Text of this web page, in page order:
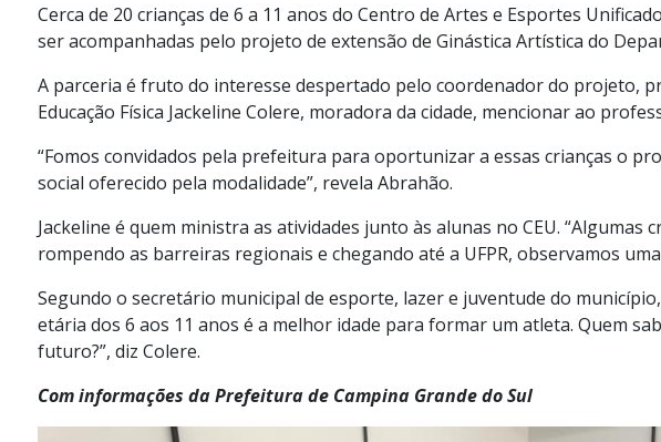
Cerca de 20 crianças de 6 a 11 anos do Centro de Artes e Esportes
ser acompanhadas pelo projeto de extensão de Ginástica Artística do
A parceria é fruto do interesse despertado pelo coordenador do projeto,
Educação Física Jackeline Colere, moradora da cidade, mencionar ao
“Fomos convidados pela prefeitura para oportunizar a essas crianças o
social oferecido pela modalidade”, revela Abrahão.
Jackeline é quem ministra as atividades junto às alunas no CEU.
rompendo as barreiras regionais e chegando até a UFPR, observamos
Segundo o secretário municipal de esporte, lazer e juventude do
etária dos 6 aos 11 anos é a melhor idade para formar um atleta. Quem
futuro?”, diz Colere.
Com informações da Prefeitura de Campina Grande do Sul